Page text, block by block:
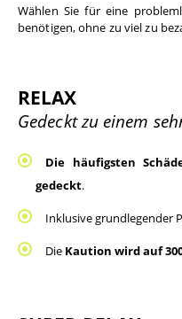
Wählen Sie für eine
benötigen, ohne zu viel zu
RELAX
Gedeckt zu einem
Die häufigsten
gedeckt.
Inklusive grundlegender
Die Kaution wird auf